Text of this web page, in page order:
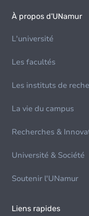
À propos d'UNamur
L'université
Les facultés
Les instituts de
La vie du campus
Recherches &
Université & Société
Soutenir l'UNamur
Liens rapides